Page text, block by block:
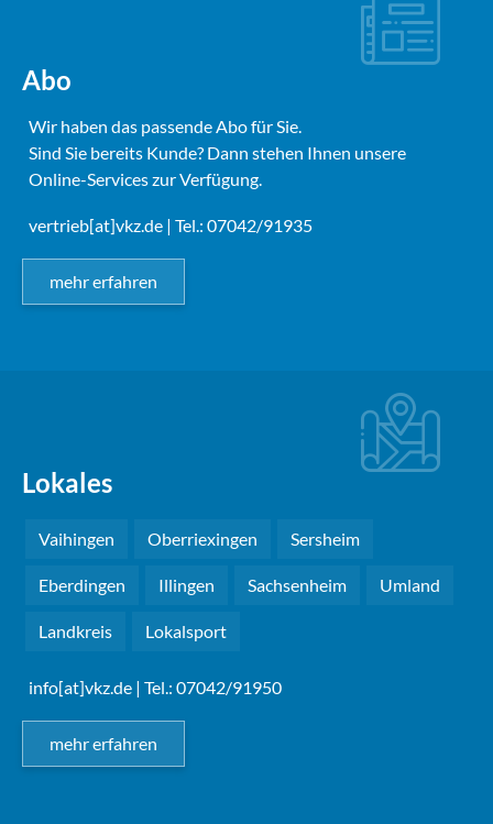
Abo
Wir haben das passende Abo für Sie.
Sind Sie bereits Kunde? Dann stehen Ihnen unsere
Online-Services zur Verfügung.
vertrieb[at]vkz.de | Tel.: 07042/91935
mehr erfahren
Lokales
Vaihingen Oberriexingen Sersheim
Eberdingen Illingen Sachsenheim Umland
Landkreis Lokalsport
info[at]vkz.de | Tel.: 07042/91950
mehr erfahren